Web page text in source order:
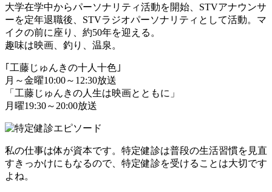
大学在学中からパーソナリティ活動を開始、STVアナウンサ
ーを定年退職後、STVラジオパーソナリティとして活動。マ
イクの前に座り、約50年を迎える。
趣味は映画、釣り、温泉。
｢工藤じゅんきの十人十色｣
月～金曜10:00～12:30放送
「工藤じゅんきの人生は映画とともに」
月曜19:30～20:00放送
私の仕事は体が資本です。特定健診は普段の生活習慣を見直
すきっかけにもなるので、特定健診を受けることは大切です
よね。